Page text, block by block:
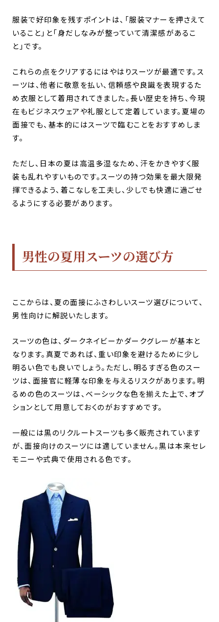
服装で好印象を残すポイントは、「服装マナーを押さえて
いること」と「身だしなみが整っていて清潔感があるこ
と」です。
これらの点をクリアするにはやはりスーツが最適です。ス
ーツは、他者に敬意を払い、信頼感や良識を表現するた
め衣服として着用されてきました。長い歴史を持ち、今現
在もビジネスウェアや礼服として定着しています。夏場の
面接でも、基本的にはスーツで臨むことをおすすめしま
す。
ただし、日本の夏は高温多湿なため、汗をかきやすく服
装も乱れやすいものです。スーツの持つ効果を最大限発
揮できるよう、着こなしを工夫し、少しでも快適に過ごせ
るようにする必要があります。
男性の夏用スーツの選び方
ここからは、夏の面接にふさわしいスーツ選びについて、
男性向けに解説いたします。
スーツの色は、ダークネイビーかダークグレーが基本と
なります。真夏であれば、重い印象を避けるために少し
明るい色でも良いでしょう。ただし、明るすぎる色のスー
ツは、面接官に軽薄な印象を与えるリスクがあります。明
るめの色のスーツは、ベーシックな色を揃えた上で、オプ
ションとして用意しておくのがおすすめです。
一般には黒のリクルートスーツも多く販売されています
が、面接向けのスーツには適していません。黒は本来セレ
モニーや式典で使用される色です。